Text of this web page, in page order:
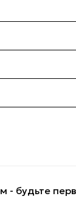
- будьте